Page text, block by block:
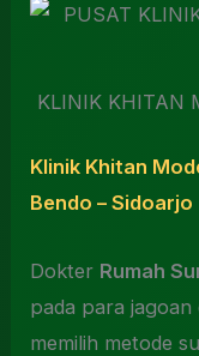
KLINIK KHITAN
Klinik Khitan
Bendo – Sidoarjo
Dokter Rumah
pada para
memilih metode